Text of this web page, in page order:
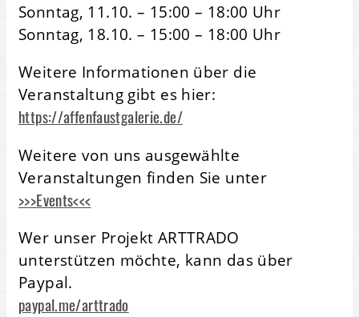
Sonntag, 11.10. – 15:00 – 18:00 Uhr
Sonntag, 18.10. – 15:00 – 18:00 Uhr
Weitere Informationen über die
Veranstaltung gibt es hier:
https://affenfaustgalerie.de/
Weitere von uns ausgewählte
Veranstaltungen finden Sie unter
>>>Events<<<
Wer unser Projekt ARTTRADO
unterstützen möchte, kann das über
Paypal.
paypal.me/arttrado